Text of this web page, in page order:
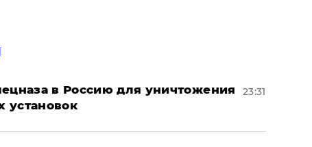
в Россию для уничтожения
установок
23:31